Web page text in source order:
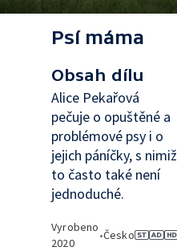
Psí máma
Obsah dílu
Alice Pekařová
pečuje o opuštěné a
problémové psy i o
jejich páníčky, s nimiž
to často také není
jednoduché.
Vyrobeno
2020
•Česko